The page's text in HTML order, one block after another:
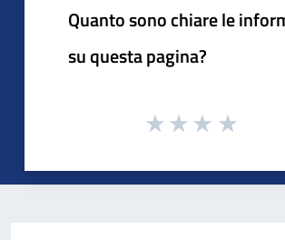
Quanto sono chiare le
su questa pagina?